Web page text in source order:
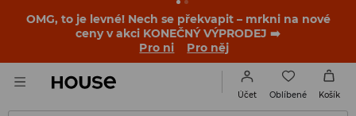
OMG, to je levné! Nech se překvapit – mrkni na nové
ceny v akci KONEČNÝ VÝPRODEJ ➡️
Pro ni
Pro něj
Účet Oblíbené Košík